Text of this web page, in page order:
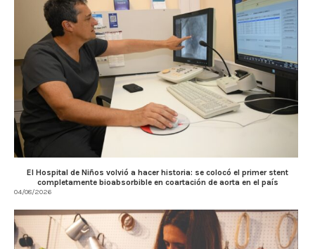
El Hospital de Niños volvió a hacer historia: se colocó el primer stent
completamente bioabsorbible en coartación de aorta en el país
04/08/2026